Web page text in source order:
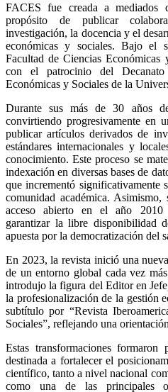
FACES fue creada a
propósito de publicar
investigación, la docencia y el
económicas y sociales. Bajo el
Facultad de Ciencias Económicas
con el patrocinio del
Económicas y Sociales de la
Durante sus más de 30 años
convirtiendo progresivamente en
publicar artículos derivados de
estándares internacionales y
conocimiento. Este proceso se
indexación en diversas bases de
que incrementó
comunidad académica.
acceso abierto en el año 2010
garantizar la libre disponibilidad
apuesta por la democratización del
En 2023, la revista inició una
de un entorno global cada vez
introdujo la figura del Editor en
la profesionalización de la gestión
subtítulo por “Revista
Sociales”, reflejando una
Estas transformaciones formaron
destinada a fortalecer el
científico, tanto a nivel nacional
como una de las principales